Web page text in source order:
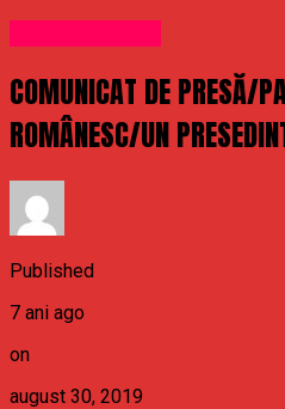
COMUNICAT DE PRESĂ/
ROMÂNESC/UN
Published
7 ani ago
on
august 30, 2019